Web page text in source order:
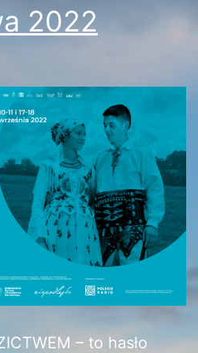
2022
– to hasło